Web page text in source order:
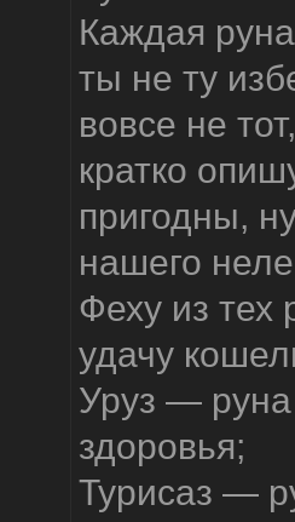
Каждая
ты не ту
вовсе не
кратко
пригодны,
нашего
Феху из тех
удачу
Уруз —
здоровья;
Турисаз —